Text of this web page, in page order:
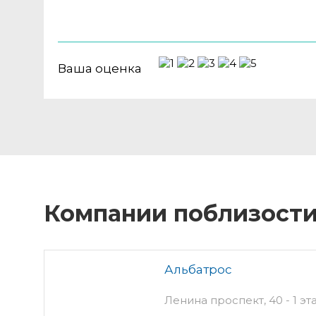
Ваша оценка
Компании поблизости
Альбатрос
Ленина проспект, 40 - 1